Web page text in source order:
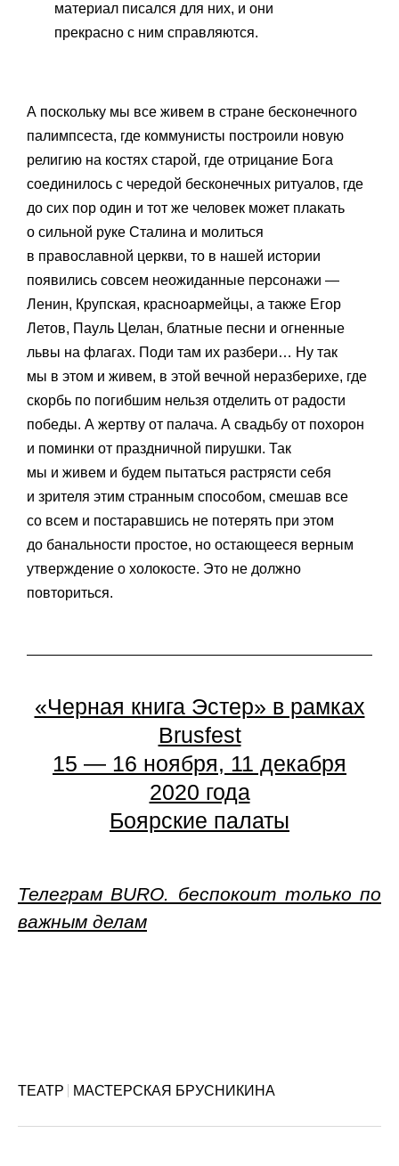
материал писался для них, и они
прекрасно с ним справляются.
А поскольку мы все живем в стране бесконечного
палимпсеста, где коммунисты построили новую
религию на костях старой, где отрицание Бога
соединилось с чередой бесконечных ритуалов, где
до сих пор один и тот же человек может плакать
о сильной руке Сталина и молиться
в православной церкви, то в нашей истории
появились совсем неожиданные персонажи —
Ленин, Крупская, красноармейцы, а также Егор
Летов, Пауль Целан, блатные песни и огненные
львы на флагах. Поди там их разбери… Ну так
мы в этом и живем, в этой вечной неразберихе, где
скорбь по погибшим нельзя отделить от радости
победы. А жертву от палача. А свадьбу от похорон
и поминки от праздничной пирушки. Так
мы и живем и будем пытаться растрясти себя
и зрителя этим странным способом, смешав все
со всем и постаравшись не потерять при этом
до банальности простое, но остающееся верным
утверждение о холокосте. Это не должно
повториться.
«Черная книга Эстер» в рамках
Brusfest
15 — 16 ноября, 11 декабря
2020 года
Боярские палаты
Телеграм BURO. беспокоит только по
важным делам
ТЕАТР МАСТЕРСКАЯ БРУСНИКИНА